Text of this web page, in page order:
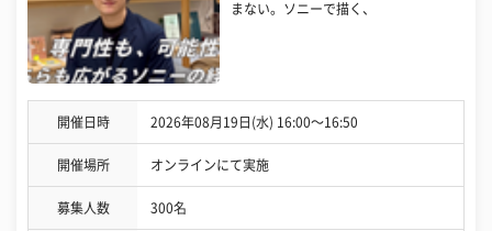
まない。ソニーで描く、
開催日時 2026年08月19日(水) 16:00〜16:50
開催場所 オンラインにて実施
募集人数 300名